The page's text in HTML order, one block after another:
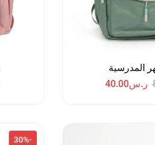
المدرسية
ر.س40.00
-30%